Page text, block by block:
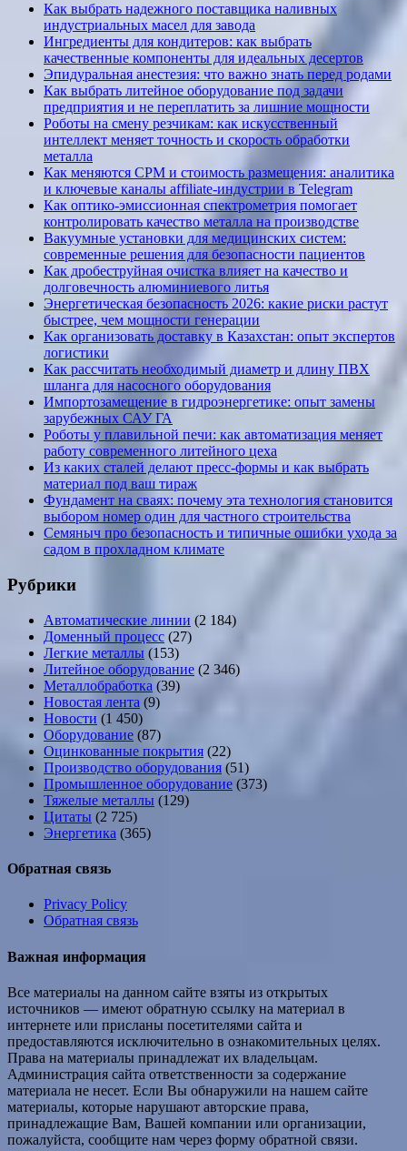
Как выбрать надежного поставщика наливных
индустриальных масел для завода
Ингредиенты для кондитеров: как выбрать
качественные компоненты для идеальных десертов
Эпидуральная анестезия: что важно знать перед родами
Как выбрать литейное оборудование под задачи
предприятия и не переплатить за лишние мощности
Роботы на смену резчикам: как искусственный
интеллект меняет точность и скорость обработки
металла
Как меняются CPM и стоимость размещения: аналитика
и ключевые каналы affiliate-индустрии в Telegram
Как оптико-эмиссионная спектрометрия помогает
контролировать качество металла на производстве
Вакуумные установки для медицинских систем:
современные решения для безопасности пациентов
Как дробеструйная очистка влияет на качество и
долговечность алюминиевого литья
Энергетическая безопасность 2026: какие риски растут
быстрее, чем мощности генерации
Как организовать доставку в Казахстан: опыт экспертов
логистики
Как рассчитать необходимый диаметр и длину ПВХ
шланга для насосного оборудования
Импортозамещение в гидроэнергетике: опыт замены
зарубежных САУ ГА
Роботы у плавильной печи: как автоматизация меняет
работу современного литейного цеха
Из каких сталей делают пресс-формы и как выбрать
материал под ваш тираж
Фундамент на сваях: почему эта технология становится
выбором номер один для частного строительства
Семяныч про безопасность и типичные ошибки ухода за
садом в прохладном климате
Рубрики
Автоматические линии (2 184)
Доменный процесс (27)
Легкие металлы (153)
Литейное оборудование (2 346)
Металлобработка (39)
Новостая лента (9)
Новости (1 450)
Оборудование (87)
Оцинкованные покрытия (22)
Производство оборудования (51)
Промышленное оборудование (373)
Тяжелые металлы (129)
Цитаты (2 725)
Энергетика (365)
Обратная связь
Privacy Policy
Обратная связь
Важная информация
Все материалы на данном сайте взяты из открытых
источников — имеют обратную ссылку на материал в
интернете или присланы посетителями сайта и
предоставляются исключительно в ознакомительных целях.
Права на материалы принадлежат их владельцам.
Администрация сайта ответственности за содержание
материала не несет. Если Вы обнаружили на нашем сайте
материалы, которые нарушают авторские права,
принадлежащие Вам, Вашей компании или организации,
пожалуйста, сообщите нам через форму обратной связи.